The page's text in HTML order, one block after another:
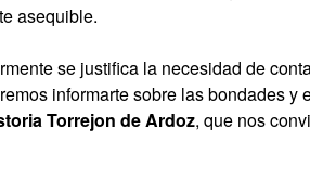
asequible.
se justifica la necesidad de
informarte sobre las bondades y
Torrejon de Ardoz, que nos